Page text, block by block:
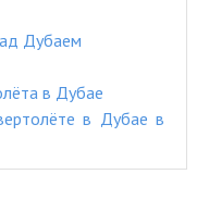
Дубаем
в Дубае
в Дубае в